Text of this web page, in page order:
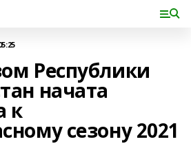
Республики
начата
к
сезону 2021